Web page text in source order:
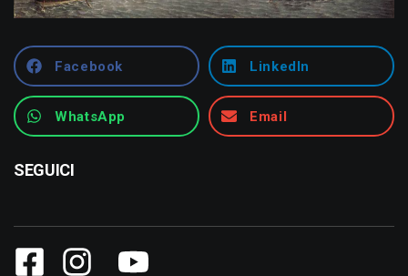
Facebook LinkedIn
WhatsApp Email
SEGUICI